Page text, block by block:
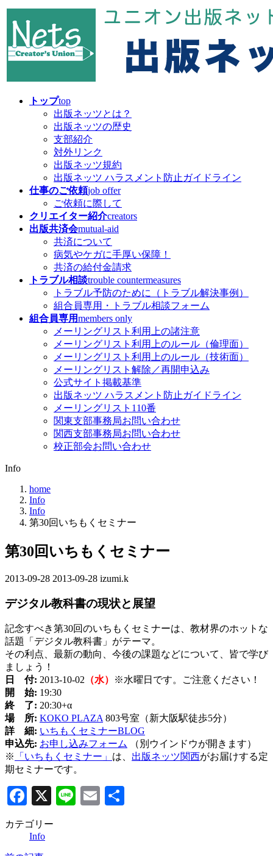
コ
ン
ン
ツ
ナ
ビ
ー
シ
トップtop
出版ネッツとは？
出版ネッツの歴史
支部紹介
対外リンク
出版ネッツ規約
出版ネッツ ハラスメント防止ガイドライン
仕事のご依頼job offer
ご依頼に際して
クリエイター紹介creators
出版共済会mutual-aid
共済について
病気やケガに手厚い保障！
共済の給付金請求
トラブル相談trouble countermeasures
トラブル予防のために（トラブル解決事例）
組合員専用・トラブル相談フォーム
組合員専用members only
メーリングリスト利用上の諸注意
メーリングリスト利用上のルール（倫理面）
メーリングリスト利用上のルール（技術面）
メーリングリスト解除／再開申込み
公式サイト掲載基準
出版ネッツ ハラスメント防止ガイドライン
メーリングリスト110番
関東支部事務局お問い合わせ
関西支部事務局お問い合わせ
校正部会お問い合わせ
Info
home
Info
Info
第30回いちもくセミナー
第30回いちもくセミナー
2013-09-28 最
更
日
時
:
2013-09-28 izumi.k
デジタル教科書の現状と展望
記念すべき第30回のいちもくセミナーは、教材界のホットな
話題「デジタル教科書」がテーマ。
その利点、最新の動向、今後の課題などについて、皆で学び
ましょう！
日 付: 2013-10-02 （水）
※水曜日です。ご注意ください！
開 始: 19:30
終 了: 20:30+α
場 所: KOKO PLAZA 803号室（新大阪駅徒歩5分）
詳 細: いちもくセミナーBLOG
申込先: お申し込みフォーム
（別ウインドウが開きます）
※
「いちもくセミナー」 は、 出版ネッツ関西がお届けする定
期セミナーです。
Facebook
X LineEmail
カテゴリー
Info